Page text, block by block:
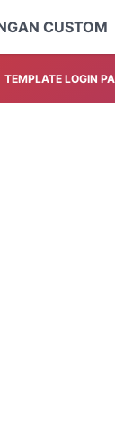
CUSTOM
TEMPLATE LOGIN